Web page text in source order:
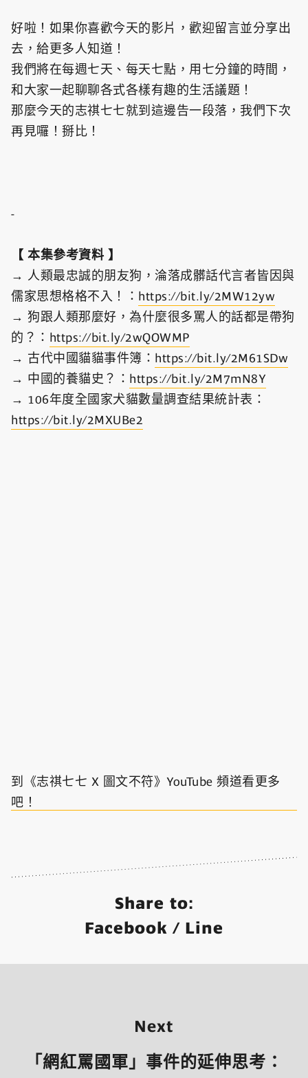
好啦！如果你喜歡今天的影片，歡迎留言並分享出
去，給更多人知道！
我們將在每週七天、每天七點，用七分鐘的時間，
和大家一起聊聊各式各樣有趣的生活議題！
那麼今天的志祺七七就到這邊告一段落，我們下次
再見囉！掰比！
-
【 本集參考資料 】
→ 人類最忠誠的朋友狗，淪落成髒話代言者皆因與
儒家思想格格不入！： https://bit.ly/2MW12yw
→ 狗跟人類那麼好，為什麼很多罵人的話都是帶狗
的？： https://bit.ly/2wQOWMP
→ 古代中國貓貓事件簿： https://bit.ly/2M61SDw
→ 中國的養貓史？： https://bit.ly/2M7mN8Y
→ 106年度全國家犬貓數量調查結果統計表：
https://bit.ly/2MXUBe2
到《志祺七七 X 圖文不符》YouTube 頻道看更多
吧！
Share to:
Facebook / Line
Next
「網紅罵國軍」事件的延伸思考：